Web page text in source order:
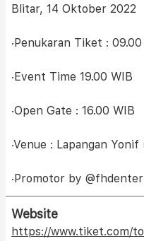
Blitar, 14 Oktober 2022
·Penukaran Tiket :
·Event Time 19.00 WIB
·Open Gate : 16.00 WIB
·Venue : Lapangan Yonif
·Promotor by
Website
https://www.tiket.com/